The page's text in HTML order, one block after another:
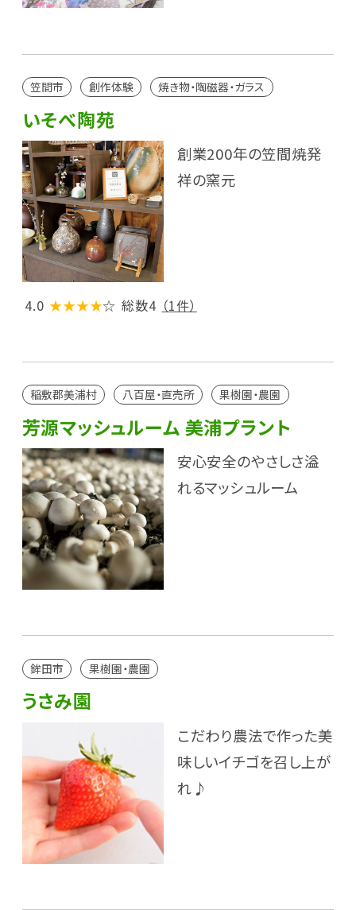
笠間市 創作体験 焼き物・陶磁器・ガラス
いそべ陶苑
創業200年の笠間焼発
祥の窯元
4.0 ★★★★☆ 総数4 （1件）
稲敷郡美浦村 八百屋・直売所 果樹園・農園
芳源マッシュルーム 美浦プラント
安心安全のやさしさ溢
れるマッシュルーム
鉾田市 果樹園・農園
うさみ園
こだわり農法で作った美
味しいイチゴを召し上が
れ♪